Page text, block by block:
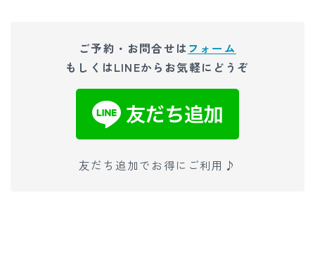
ご予約・お問合せはフォーム
もしくはLINEからお気軽にどうぞ
友だち追加でお得にご利用♪